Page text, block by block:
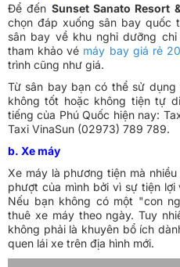
Để đến Sunset Sanato Resort
chọn đáp xuống sân bay quốc
sân bay về khu nghỉ dưỡng
tham khảo vé máy bay giá rẻ
trình cũng như giá.
Từ sân bay bạn có thể sử
không tốt hoặc không tiện tự
tiếng của Phú Quốc hiện nay:
Taxi VinaSun (02973) 789 789.
b. Xe máy
Xe máy là phương tiện mà
phượt của mình bởi vì sự tiện
Nếu bạn không có một "con
thuê xe máy theo ngày. Tuy
không phải là khuyên bổ ích
quen lái xe trên địa hình mới.